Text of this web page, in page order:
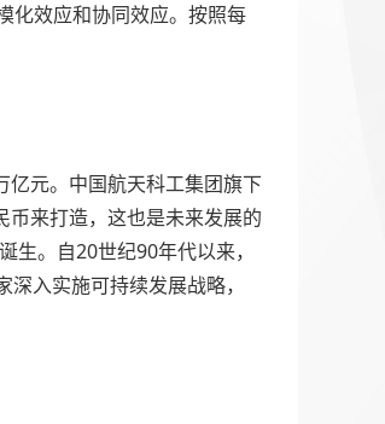
化效应和协同效应。按照每
亿元。中国航天科工集团旗下
币来打造，这也是未来发展的
生。自20世纪90年代以来，
入实施可持续发展战略，